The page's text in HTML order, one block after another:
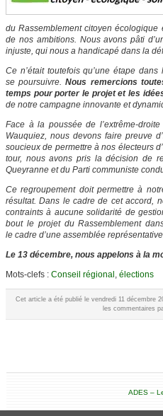
du Rassemblement citoyen
de nos ambitions. Nous avons pâti
injuste, qui nous a handicapé dans la
Ce n’était toutefois qu’une étape
se poursuivre.Nous remercions
temps pour porter le projet et les
de notre campagne innovante et
Face à la poussée de l’extrême-
Wauquiez, nous devons faire preuve
soucieux de permettre à nos électeurs
tour, nous avons pris la décision de
Queyranne et du Parti communiste
Ce regroupement doit permettre à
résultat. Dans le cadre de cet accord,
contraints à aucune solidarité de
bout le projet du Rassemblement
le cadre d’une assemblée
Le 13 décembre, nous appelons à la
Mots-clefs : Conseil régional , élections
Cet article a été publié le vendredi 11 décembre
les commentaires
ADES –